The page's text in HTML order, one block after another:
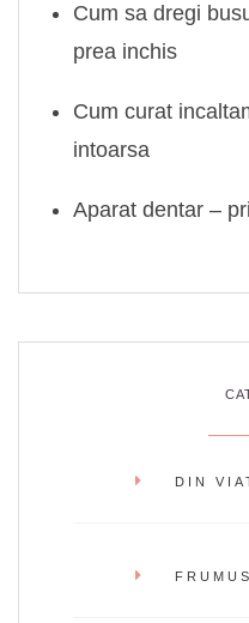
Cum sa dregi
prea inchis
Cum curat
intoarsa
Aparat dentar –
DIN